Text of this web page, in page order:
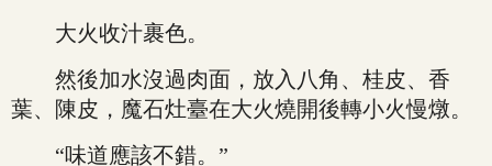
大火收汁裹色。
然後加水沒過肉面，放入八角、桂皮、香
葉、陳皮，魔石灶臺在大火燒開後轉小火慢燉。
“味道應該不錯。”